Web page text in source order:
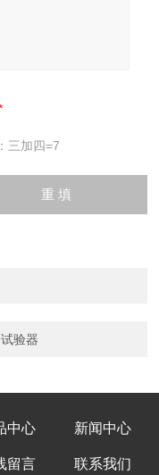
三加四=7
验器
中心 新闻中心
留言 联系我们